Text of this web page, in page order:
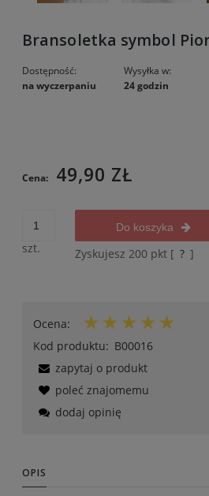
Bransoletka symbol
Dostępność:
na wyczerpaniu
Wysyłka w:
24 godzin
Cena nie zawiera ewentualnych
Cena: 49,90 ZŁ
szt.
Do koszyka
Zyskujesz 200 pkt [ ? ]
Ocena:
Kod produktu: B00016
zapytaj o produkt
poleć znajomemu
dodaj opinię
OPIS